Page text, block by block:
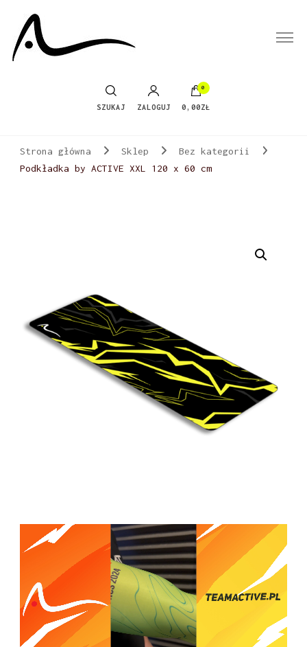
SZUKAJ ZALOGUJ
0
0,00ZŁ
Strona główna Sklep
Bez kategorii
Podkładka by ACTIVE XXL 120 x 60 cm